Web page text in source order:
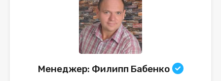
Менеджер: Филипп Бабенко